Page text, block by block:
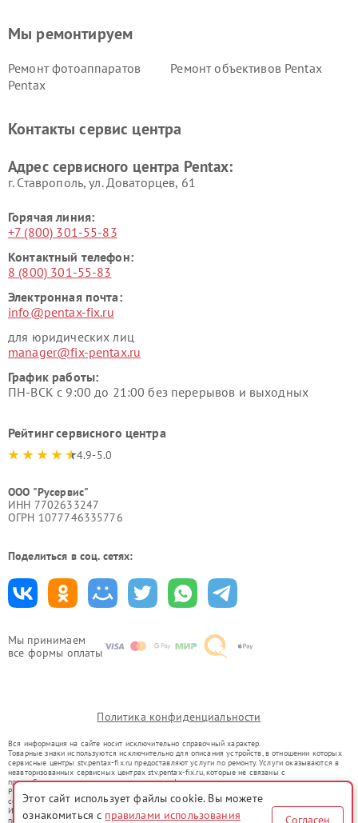
Мы принимаем
все формы оплаты
Мы ремонтируем
Ремонт фотоаппаратов
Pentax
Ремонт объективов Pentax
Контакты сервис центра
Адрес сервисного центра Pentax:
г. Ставрополь, ул. Доваторцев, 61
Горячая линия:
+7 (800) 301-55-83
Контактный телефон:
8 (800) 301-55-83
Электронная почта:
info@pentax-fix.ru
для юридических лиц
manager@fix-pentax.ru
График работы:
ПН-ВСК с 9:00 до 21:00 без перерывов и выходных
Рейтинг сервисного центра
4.9-5.0
ООО "Русервис"
ИНН 7702633247
ОГРН 1077746335776
Поделиться в соц. сетях:
Политика конфиденциальности
Вся информация на сайте носит исключительно справочный характер.
Товарные знаки используются исключительно для описания устройств, в отношении которых
сервисные центры stv.pentax-fix.ru предоставляют услуги по ремонту. Услуги оказываются в
неавторизованных сервисных центрах stv.pentax-fix.ru, которые не связаны с
правообладателями товарных знаков или их официальными представителями.
Ремонт осуществляется для устройств, уже введенных в гражданский оборот в соответствии
со статьей 1487 ГК РФ.
Использование товарных знаков не преследует цели индивидуализации услуг или введения
потребителей в заблуждение, а служит для информирования о предоставляемых услугах по
Этот сайт использует файлы cookie. Вы можете
ознакомиться с правилами использования Согласен